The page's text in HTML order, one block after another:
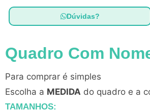
Dúvidas?
Quadro Com
Para comprar é simples
Escolha a MEDIDA do quadro e a
TAMANHOS: